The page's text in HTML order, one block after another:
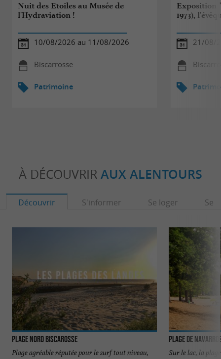
Nuit des Etoiles au Musée de
l'Hydraviation !
10/08/2026 au 11/08/2026
Biscarrosse
Patrimoine
Exposition
1973),
21/08/
À DÉCOUVRIR AUX ALENTOURS
Découvrir S'informer Se loger Se
Plage Nord Biscarosse
Plage agréable réputée pour le surf tout niveau,
Plage de
Sur le lac, la